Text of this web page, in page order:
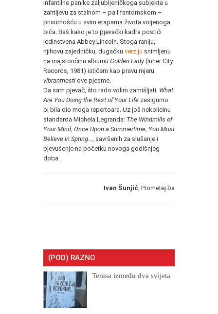
infantilne panike zaljubljeničkoga subjekta u
zahtijevu za stalnom – pa i fantomskom –
prisutnošću u svim etapama života voljenoga
bića. Baš kako je to pjevački kadra postići
jedinstvena Abbey Lincoln. Stoga raniju,
njihovu zajedničku, dugačku verziju snimljenu
na majstoričinu albumu Golden Lady(Inner City
Records, 1981) ističem kao pravu mjeru
vibrantnosti ove pjesme.
Da sam pjevač, što rado volim zamišljati, What
Are You Doing the Rest of Your Life zasigurno
bi bila dio moga repertoara. Uz još nekolicinu
standarda Michela Legranda: The Windmills of
Your Mind, Once Upon a Summertime You Must
Believe in Spring ..., savršenih za slušanje i
pjevušenje na početku novoga godišnjeg
doba.
Ivan Šunjić , Prometej.ba
(POD) RAZNO
Terasa između dva svijeta